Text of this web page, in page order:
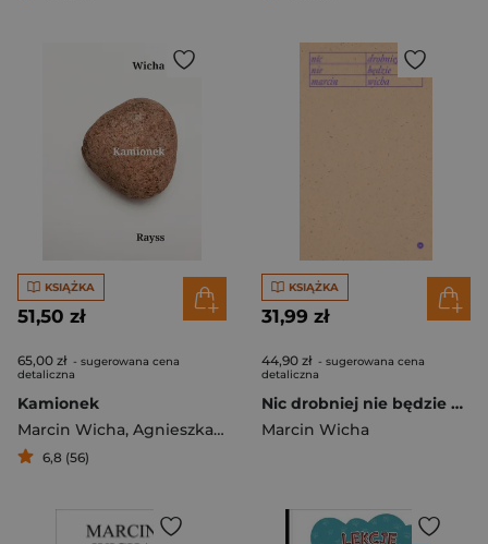
KSIĄŻKA
51,50 zł
65,00 zł - sugerowana cena
detaliczna
Kamionek
Marcin Wicha, Agnieszka Rayss
6,8 (56)
KSIĄŻKA
31,99 zł
44,90 zł - sugerowana cena
detaliczna
Nic drobniej nie będzie wyd. 2
Marcin Wicha